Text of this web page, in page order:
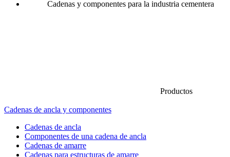
Cadenas y componentes para la industria cementera
Productos
Cadenas de ancla y componentes
Cadenas de ancla
Componentes de una cadena de ancla
Cadenas de amarre
Cadenas para estructuras de amarre